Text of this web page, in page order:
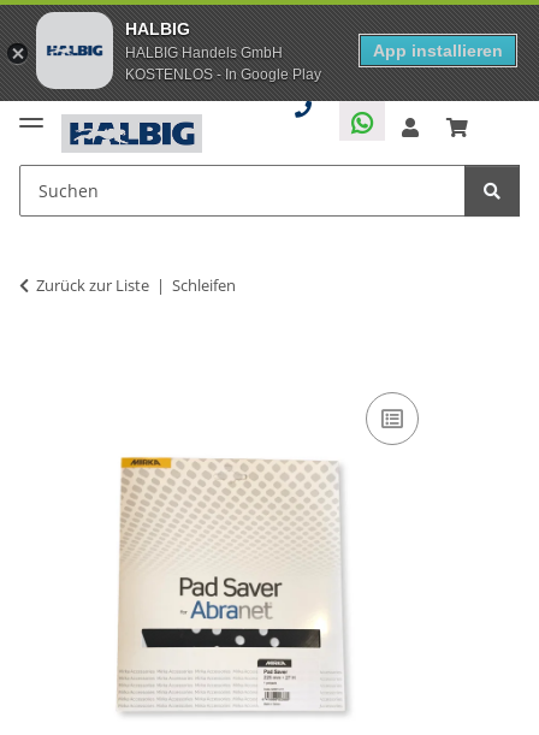
HALBIG
HALBIG Handels GmbH
KOSTENLOS - In Google Play
App installieren
Zurück zur Liste Schleifen